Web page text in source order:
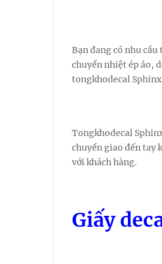
Bạn đang có nhu
chuyển nhiệt ép áo,
tongkhodecal
Tongkhodecal
chuyển giao đến tay
với khách hàng.
Giấy